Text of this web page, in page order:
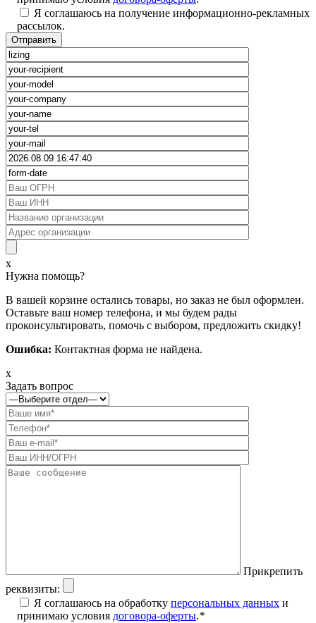
Я соглашаюсь на получение информационно-рекламных
рассылок.
x
Нужна помощь?
В вашей корзине остались товары, но заказ не был оформлен.
Оставьте ваш номер телефона, и мы будем рады
проконсультировать, помочь с выбором, предложить скидку!
Ошибка: Контактная форма не найдена.
x
Задать вопрос
Прикрепить
реквизиты:
Я соглашаюсь на обработку персональных данных и
принимаю условия договора-оферты.*